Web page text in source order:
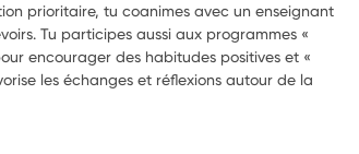
prioritaire, tu coanimes avec un enseignant
Tu participes aussi aux programmes «
encourager des habitudes positives et «
les échanges et réflexions autour de la